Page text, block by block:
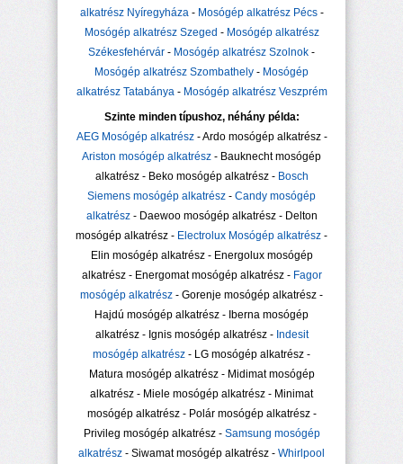
alkatrész Nyíregyháza- Mosógép alkatrész Pécs-
Mosógép alkatrész Szeged - Mosógép alkatrész
Székesfehérvár - Mosógép alkatrész Szolnok -
Mosógép alkatrész Szombathely - Mosógép
alkatrész Tatabánya- Mosógép alkatrész Veszprém
Szinte minden típushoz, néhány példa:
AEG Mosógép alkatrész- Ardo mosógép alkatrész -
Ariston mosógép alkatrész - Bauknecht mosógép
alkatrész - Beko mosógép alkatrész - Bosch
Siemens mosógép alkatrész - Candy mosógép
alkatrész- Daewoo mosógép alkatrész - Delton
mosógép alkatrész - Electrolux Mosógép alkatrész -
Elin mosógép alkatrész - Energolux mosógép
alkatrész - Energomat mosógép alkatrész - Fagor
mosógép alkatrész - Gorenje mosógép alkatrész -
Hajdú mosógép alkatrész - Iberna mosógép
alkatrész - Ignis mosógép alkatrész - Indesit
mosógép alkatrész - LG mosógép alkatrész -
Matura mosógép alkatrész - Midimat mosógép
alkatrész - Miele mosógép alkatrész - Minimat
mosógép alkatrész - Polár mosógép alkatrész -
Privileg mosógép alkatrész - Samsung mosógép
alkatrész - Siwamat mosógép alkatrész - Whirlpool